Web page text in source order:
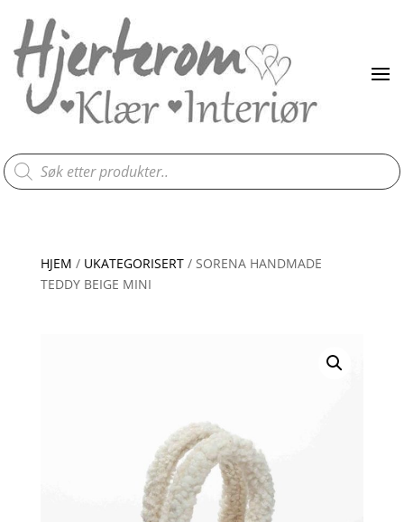
Products
search
HJEM / UKATEGORISERT/ SORENA HANDMADE
TEDDY BEIGE MINI